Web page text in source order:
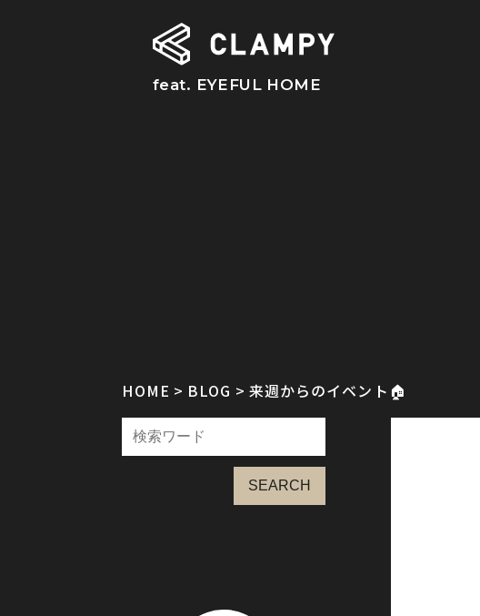
feat. EYEFUL HOME
HOME BLOG 来週からのイベント🏠
SEARCH